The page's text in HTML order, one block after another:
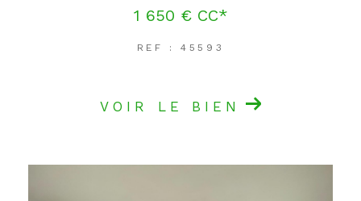
1 650 € CC*
REF : 45593
VOIR LE BIEN